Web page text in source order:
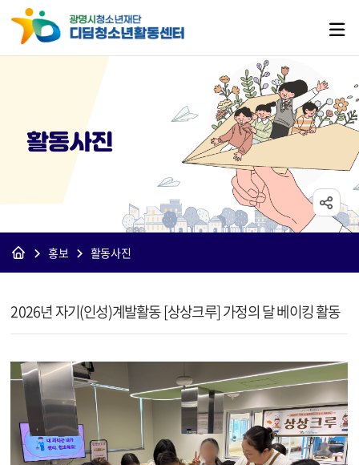
활동사진
홍보 활동사진
2026년 자기(인성)계발활동 [상상크루] 가정의 달 베이킹 활동